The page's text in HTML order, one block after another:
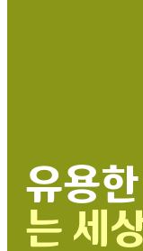
유용
는 세